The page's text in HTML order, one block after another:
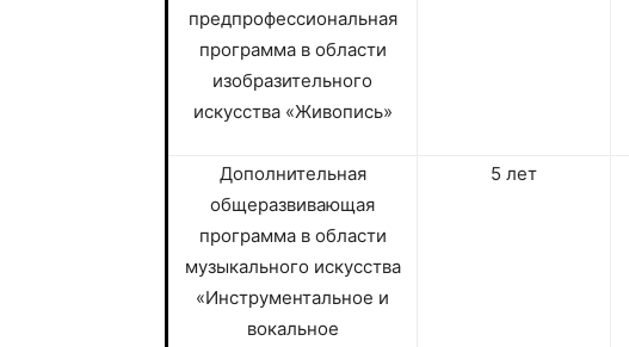
предпрофессиональная
программа в области
изобразительного
искусства «Живопись»
Дополнительная
общеразвивающая
программа в области
музыкального искусства
«Инструментальное и
вокальное
5 лет